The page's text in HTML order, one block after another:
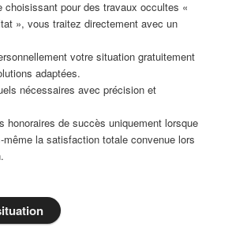
choisissant pour des travaux occultes «
», vous traitez directement avec un
votre situation gratuitement
adaptées.
nécessaires avec précision et
honoraires de succès uniquement lorsque
la satisfaction totale convenue lors